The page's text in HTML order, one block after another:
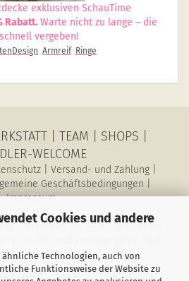
Cookies und andere
Technologien, auch von
Funktionsweise der Website zu
exklusiven SchauTime
Rabatt. Warte nicht zu lange – die
vergeben!
Armreif Ringe
TEAM SHOPS
WELCOME
Versand- und Zahlung
Geschäftsbedingungen
Impressum
Barbarastr. 27, 40764 Langenfeld
- 15 Uhr und Freitags gerne nach
Vereinbarung
time.de • Telefon: 02173-3946730 •